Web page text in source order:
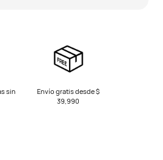
sin
Envío gratis desde $
39,990